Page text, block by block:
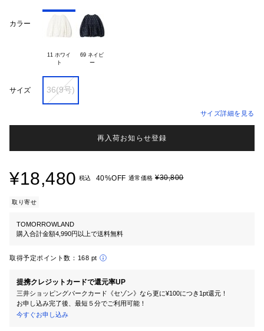
カラー
11 ホワイ
69 ネイビ
ー
サイズ 36(9号)
サイズ詳細を見る
再入荷お知らせ登録
¥18,480 税込 40%OFF 通常価格 ¥30,800
取り寄せ
TOMORROWLAND
購入合計金額4,990円以上で送料無料
取得予定ポイント数： 168 pt
提携クレジットカードで還元率UP
三井ショッピングパークカード《セゾン》なら更に¥100につき1pt還元！
お申し込み完了後、最短５分でご利用可能！
今すぐお申し込み